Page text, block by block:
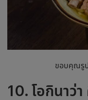
ขอบคุณรูป
10. โอกินาว่า